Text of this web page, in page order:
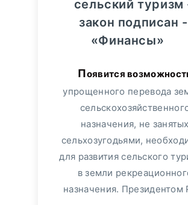
сельский туризм
закон подписан -
«Финансы»
Появится возможность
упрощенного перевода
назначения, не занятых
сельхозугодьями,
для развития сельского
в земли
назначения. Президентом